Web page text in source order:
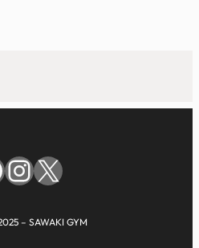
Instagram
X
– SAWAKI GYM